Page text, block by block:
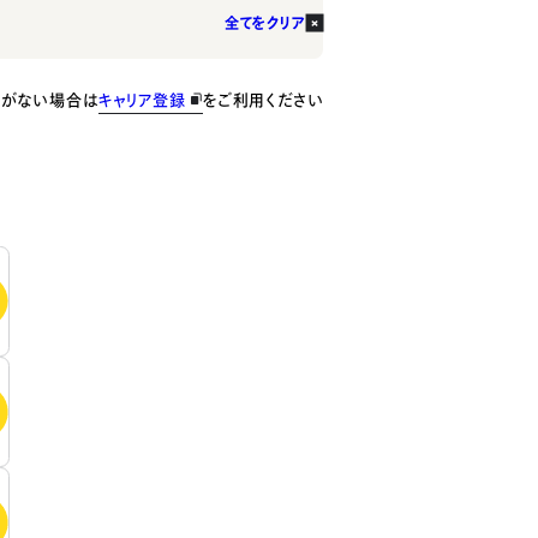
全てをクリア
ない場合はキャリア登録 をご利用ください